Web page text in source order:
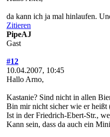
da kann ich ja mal hinlaufen.
Zitieren
PipeAJ
Gast
#12
10.04.2007, 10:45
Hallo Arno,
Kastanie? Sind nicht in allen
Bin mir nicht sicher wie er heißt
Ist in der Friedrich-Ebert-Str.,
Kann sein, dass da auch ein